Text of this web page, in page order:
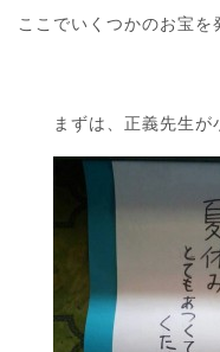
ここでいくつかのお宝を
まずは、正義先生が小